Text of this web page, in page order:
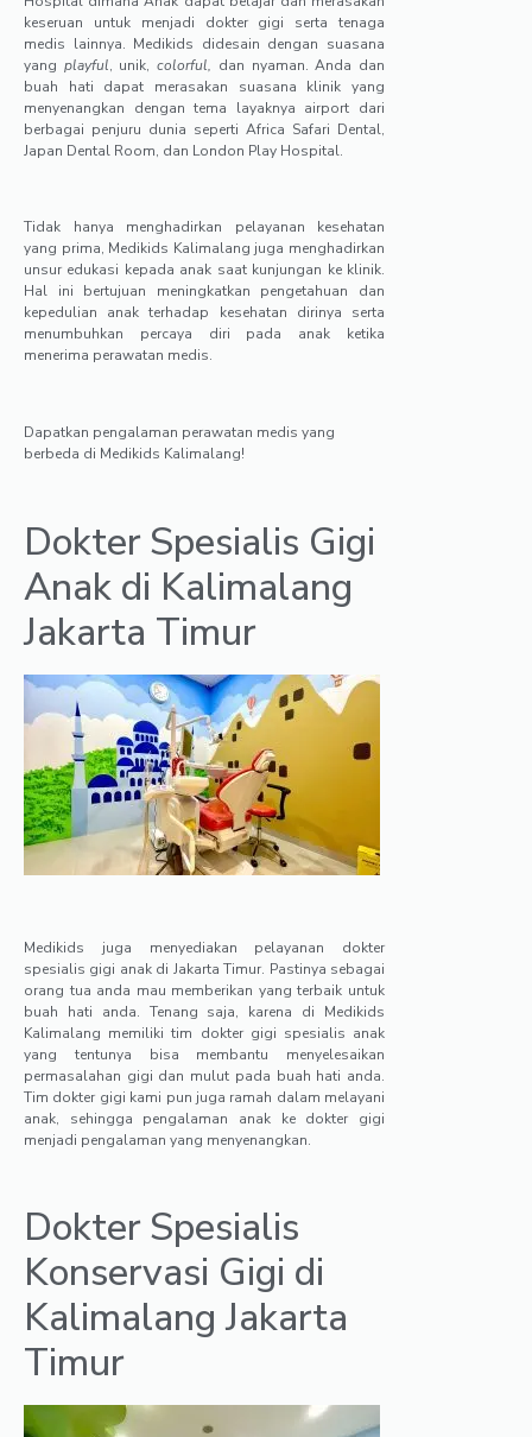
keseruan untuk menjadi dokter gigi serta tenaga
medis lainnya. Medikids didesain dengan suasana
yang playful, unik,colorful, dan nyaman. Anda dan
buah hati dapat merasakan suasana klinik yang
menyenangkan dengan tema layaknya airport dari
berbagai penjuru dunia seperti Africa Safari Dental,
Japan Dental Room, dan London Play Hospital.
Tidak hanya menghadirkan pelayanan kesehatan
yang prima, Medikids Kalimalang juga menghadirkan
unsur edukasi kepada anak saat kunjungan ke klinik.
Hal ini bertujuan meningkatkan pengetahuan dan
kepedulian anak terhadap kesehatan dirinya serta
menumbuhkan percaya diri pada anak ketika
menerima perawatan medis.
Dapatkan pengalaman perawatan medis yang
berbeda di Medikids Kalimalang!
Dokter Spesialis Gigi
Anak di Kalimalang
Jakarta Timur
Medikids juga menyediakan pelayanan dokter
spesialis gigi anak di Jakarta Timur. Pastinya sebagai
orang tua anda mau memberikan yang terbaik untuk
buah hati anda. Tenang saja, karena di Medikids
Kalimalang memiliki tim dokter gigi spesialis anak
yang tentunya bisa membantu menyelesaikan
permasalahan gigi dan mulut pada buah hati anda.
Tim dokter gigi kami pun juga ramah dalam melayani
anak, sehingga pengalaman anak ke dokter gigi
menjadi pengalaman yang menyenangkan.
Dokter Spesialis
Konservasi Gigi di
Kalimalang Jakarta
Timur